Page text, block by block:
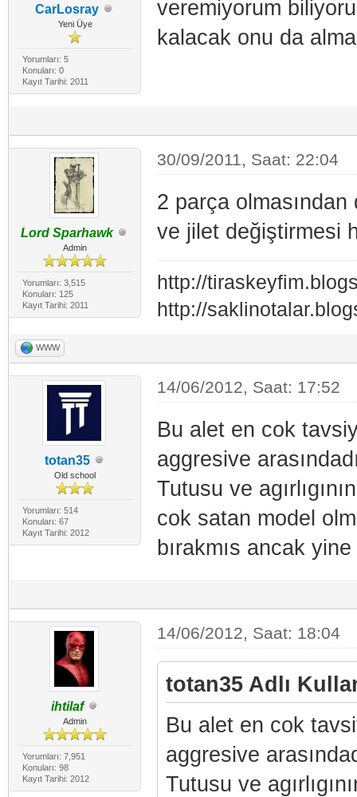
CarLosray
Yeni Üye
Yorumları: 5
Konuları: 0
Kayıt Tarihi: 2011
veremiyorum
kalacak onu da
Lord Sparhawk
Admin
Yorumları: 3,515
Konuları: 125
Kayıt Tarihi: 2011
30/09/2011, Saat: 22:04
2 parça
ve jilet değiştirmesi
http://
http://
WWW
totan35
Old school
Yorumları: 514
Konuları: 67
Kayıt Tarihi: 2012
14/06/2012, Saat: 17:52
Bu alet en cok
aggresive
Tutusu ve
cok satan model
bırakmıs ancak
ihtilaf
Admin
Yorumları: 7,951
Konuları: 98
Kayıt Tarihi: 2012
14/06/2012, Saat: 18:04
totan35 Adlı
Bu alet en cok
aggresive
Tutusu ve